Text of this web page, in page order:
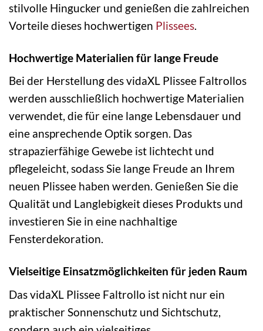
stilvolle Hingucker und genießen die zahlreichen
Vorteile dieses hochwertigen Plissees.
Hochwertige Materialien für lange Freude
Bei der Herstellung des vidaXL Plissee Faltrollos
werden ausschließlich hochwertige Materialien
verwendet, die für eine lange Lebensdauer und
eine ansprechende Optik sorgen. Das
strapazierfähige Gewebe ist lichtecht und
pflegeleicht, sodass Sie lange Freude an Ihrem
neuen Plissee haben werden. Genießen Sie die
Qualität und Langlebigkeit dieses Produkts und
investieren Sie in eine nachhaltige
Fensterdekoration.
Vielseitige Einsatzmöglichkeiten für jeden Raum
Das vidaXL Plissee Faltrollo ist nicht nur ein
praktischer Sonnenschutz und Sichtschutz,